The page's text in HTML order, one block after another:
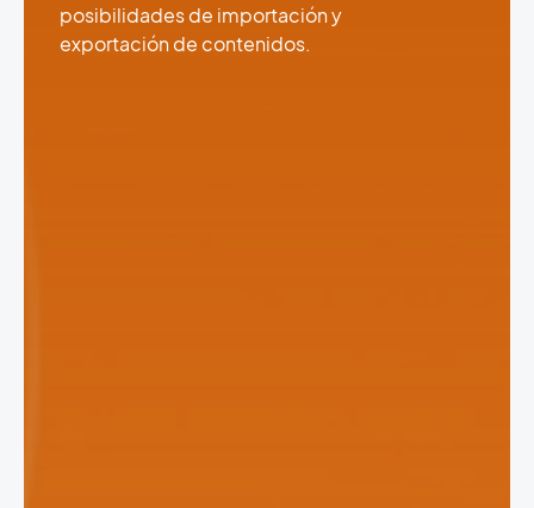
posibilidades de importación y
exportación de contenidos.